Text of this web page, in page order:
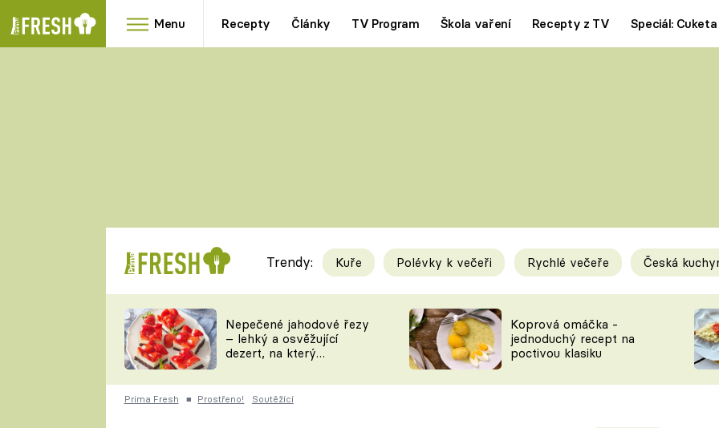
Menu Recepty Články TV Program Škola vaření Recepty z TV Speciál: Cuketa
RYCHLOVKY
Videorecepty
TEĎ VAŘÍ ŠÉF!
ČESKO NA TALÍŘI
Tipy a triky
KAM ZA JÍDLEM
VYCHYTÁVKY
Trendy: Kuře Polévky k večeři Rychlé večeře Česká
Nepečené jahodové řezy
– lehký a osvěžující
dezert, na který
Koprová omáčka -
jednoduchý recept na
poctivou klasiku
Prima Fresh ■ Prostřeno! Soutěžící